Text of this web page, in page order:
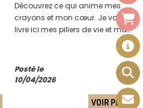
Découvrez ce qui anime mes
crayons et mon cœur. Je vous
livre ici mes piliers de vie et ma
vision du point de croix : un lien
sacré, tissé de gratitude et de
douceur, à partager avec vous.
Posté le
10/04/2026
VOIR PLUS